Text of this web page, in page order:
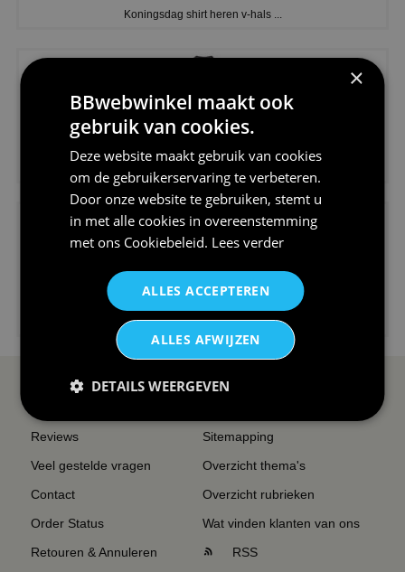
Koningsdag shirt heren v-hals ...
€24,95
V-hals shirt rood wit blauw st...
I love korfbal t-shirt sport s...
SERVICE EN INFO
Reviews
Veel gestelde vragen
Contact
Order Status
Retouren & Annuleren
OVERZICHT
Sitemapping
Overzicht thema's
Overzicht rubrieken
Wat vinden klanten van ons
RSS
×
BBwebwinkel maakt ook
gebruik van cookies.
Deze website maakt gebruik van cookies
om de gebruikerservaring te verbeteren.
Door onze website te gebruiken, stemt u
in met alle cookies in overeenstemming
met ons Cookiebeleid. Lees verder
ALLES ACCEPTEREN
ALLES AFWIJZEN
DETAILS WEERGEVEN